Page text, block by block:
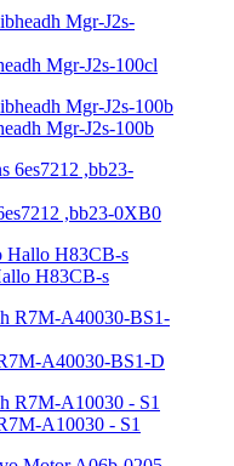
​​Mgr-J2s-100cl
​​Mgr-J2s-100b
,bb23-0XB0
H83CB-s
A40030-BS1-D
A10030 - S1